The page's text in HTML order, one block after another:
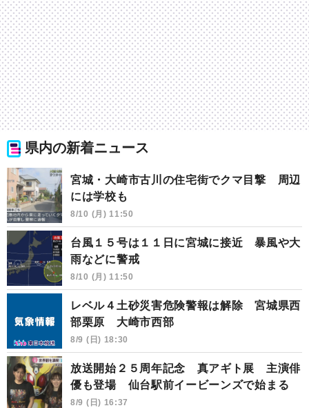
県内の新着ニュース
宮城・大崎市古川の住宅街でクマ目撃 周辺
には学校も
8/10 (月) 11:50
台風１５号は１１日に宮城に接近 暴風や大
雨などに警戒
8/10 (月) 11:50
レベル４土砂災害危険警報は解除 宮城県西
部栗原 大崎市西部
8/9 (日) 18:30
放送開始２５周年記念 真アギト展 主演俳
優も登場 仙台駅前イービーンズで始まる
8/9 (日) 16:37